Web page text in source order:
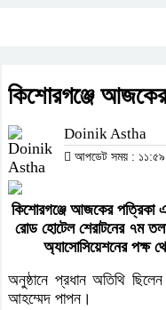
কিশোরগঞ্জে আজকের
Doinik Astha
আপডেট সময় :
কিশোরগঞ্জে আজকের পত্রিকা এর
রোড হোটেল শেরাটনের ৭ম
অ্যাসোসিয়েশনের পক্ষ
অনুষ্ঠানে প্রধান অতিথি
আহম্মেদ পাপন।